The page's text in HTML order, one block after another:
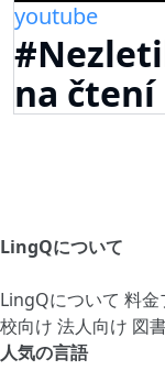
youtube
na
LingQについて
LingQについて 料金
校向け 法人向け 図
人気の言語